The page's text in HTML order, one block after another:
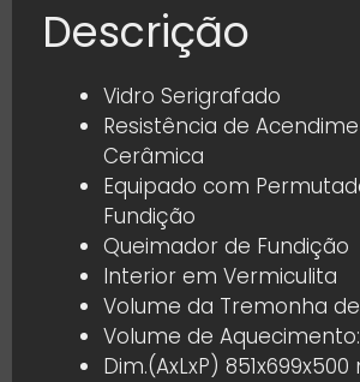
Descrição
Vidro Serigrafado
Resistência de
Cerâmica
Equipado com
Fundição
Queimador de Fundição
Interior em Vermiculita
Volume da Tremonha
Volume de
Dim.(AxLxP)